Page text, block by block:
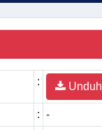
: Unduh
: -